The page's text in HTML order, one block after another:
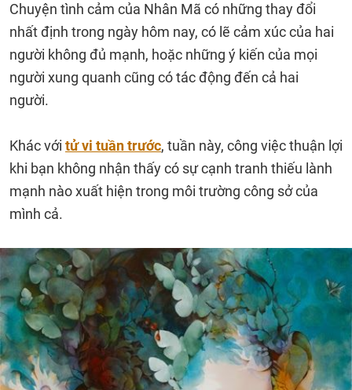
Chuyện tình cảm của Nhân Mã có những thay đổi
nhất định trong ngày hôm nay, có lẽ cảm xúc của hai
người không đủ mạnh, hoặc những ý kiến của mọi
người xung quanh cũng có tác động đến cả hai
người.
Khác với tử vi tuần trước, tuần này, công việc thuận lợi
khi bạn không nhận thấy có sự cạnh tranh thiếu lành
mạnh nào xuất hiện trong môi trường công sở của
mình cả.